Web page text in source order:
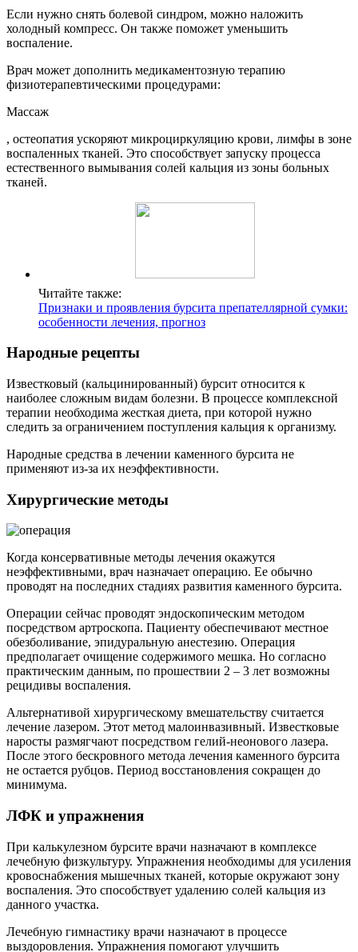
Если нужно снять болевой синдром, можно наложить
холодный компресс. Он также поможет уменьшить
воспаление.
Врач может дополнить медикаментозную терапию
физиотерапевтическими процедурами:
Массаж
, остеопатия ускоряют микроциркуляцию крови, лимфы в зоне
воспаленных тканей. Это способствует запуску процесса
естественного вымывания солей кальция из зоны больных
тканей.
Читайте также:
Признаки и проявления бурсита препателлярной сумки:
особенности лечения, прогноз
Народные рецепты
Известковый (кальцинированный) бурсит относится к
наиболее сложным видам болезни. В процессе комплексной
терапии необходима жесткая диета, при которой нужно
следить за ограничением поступления кальция к организму.
Народные средства в лечении каменного бурсита не
применяют из-за их неэффективности.
Хирургические методы
Когда консервативные методы лечения окажутся
неэффективными, врач назначает операцию. Ее обычно
проводят на последних стадиях развития каменного бурсита.
Операции сейчас проводят эндоскопическим методом
посредством артроскопа. Пациенту обеспечивают местное
обезболивание, эпидуральную анестезию. Операция
предполагает очищение содержимого мешка. Но согласно
практическим данным, по прошествии 2 – 3 лет возможны
рецидивы воспаления.
Альтернативой хирургическому вмешательству считается
лечение лазером. Этот метод малоинвазивный. Известковые
наросты размягчают посредством гелий-неонового лазера.
После этого бескровного метода лечения каменного бурсита
не остается рубцов. Период восстановления сокращен до
минимума.
ЛФК и упражнения
При калькулезном бурсите врачи назначают в комплексе
лечебную физкультуру. Упражнения необходимы для усиления
кровоснабжения мышечных тканей, которые окружают зону
воспаления. Это способствует удалению солей кальция из
данного участка.
Лечебную гимнастику врачи назначают в процессе
выздоровления. Упражнения помогают улучшить